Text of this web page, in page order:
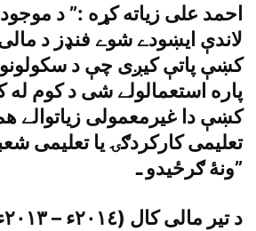
احمد على زياته کړه :” د
لاندې ايښودے شوے فنډز د
کښې پاتې کيږى چې د
پاره استعمالولے شى د کوم
کښې دا غيرمعمولى زياتوالے
تعليمى کارکردګۍ يا تعليمى
ونۀ ګرځيدو ـ”
د